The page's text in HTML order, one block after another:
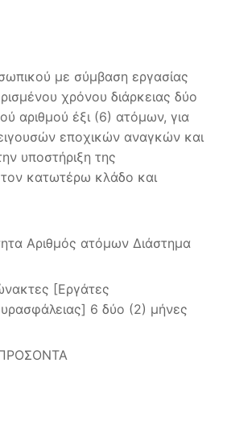
με σύμβαση εργασίας
χρόνου διάρκειας δύο
αριθμού έξι (6) ατόμων, για
εποχικών αναγκών και
υποστήριξη της
κατωτέρω κλάδο και
Αριθμός ατόμων Διάστημα
[Εργάτες
6 δύο (2) μήνες